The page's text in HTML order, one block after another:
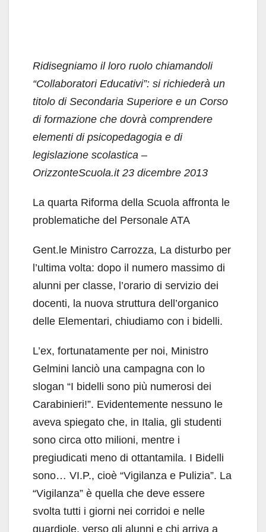
Ridisegniamo il loro ruolo chiamandoli
“Collaboratori Educativi”: si richiederà un
titolo di Secondaria Superiore e un Corso
di formazione che dovrà comprendere
elementi di psicopedagogia e di
legislazione scolastica –
OrizzonteScuola.it 23 dicembre 2013
La quarta Riforma della Scuola affronta le
problematiche del Personale ATA
Gent.le Ministro Carrozza, La disturbo per
l’ultima volta: dopo il numero massimo di
alunni per classe, l’orario di servizio dei
docenti, la nuova struttura dell’organico
delle Elementari, chiudiamo con i bidelli.
L’ex, fortunatamente per noi, Ministro
Gelmini lanciò una campagna con lo
slogan “I bidelli sono più numerosi dei
Carabinieri!”. Evidentemente nessuno le
aveva spiegato che, in Italia, gli studenti
sono circa otto milioni, mentre i
pregiudicati meno di ottantamila. I Bidelli
sono… VI.P., cioè “Vigilanza e Pulizia”. La
“Vigilanza” è quella che deve essere
svolta tutti i giorni nei corridoi e nelle
guardiole, verso gli alunni e chi arriva a